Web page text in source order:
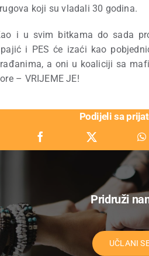
koji su vladali 30 godina.
i u svim bitkama do sada
i PES će izaći kao
a oni u koaliciji sa
– VRIJEME JE!
Podijeli sa
Pridruži
UČLANI